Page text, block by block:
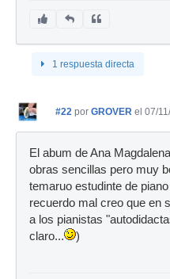
1 respuesta directa
#22 por GROVER el 07/
El abum de Ana
obras sencillas pero muy
temaruo estudinte de
recuerdo mal creo que en
a los pianistas
claro...
)